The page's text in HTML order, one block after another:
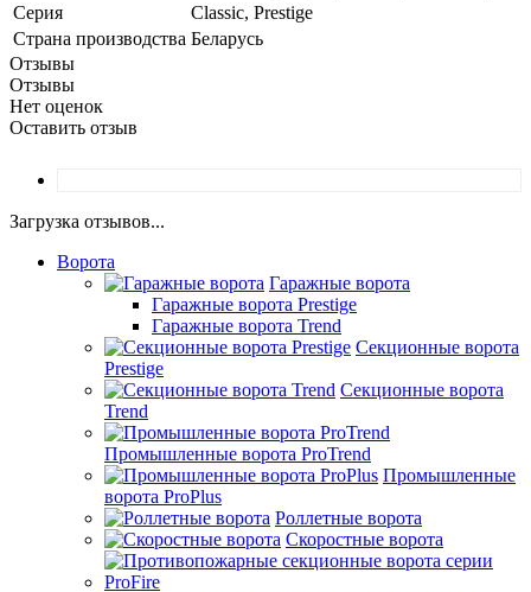
Серия
Classic, Prestige
Страна производства Беларусь
Отзывы
Отзывы
Нет оценок
Оставить отзыв
Загрузка отзывов...
Ворота
Гаражные ворота
Гаражные ворота Prestige
Гаражные ворота Trend
Секционные ворота
Prestige
Секционные ворота
Trend
Промышленные ворота ProTrend
Промышленные
ворота ProPlus
Роллетные ворота
Скоростные ворота